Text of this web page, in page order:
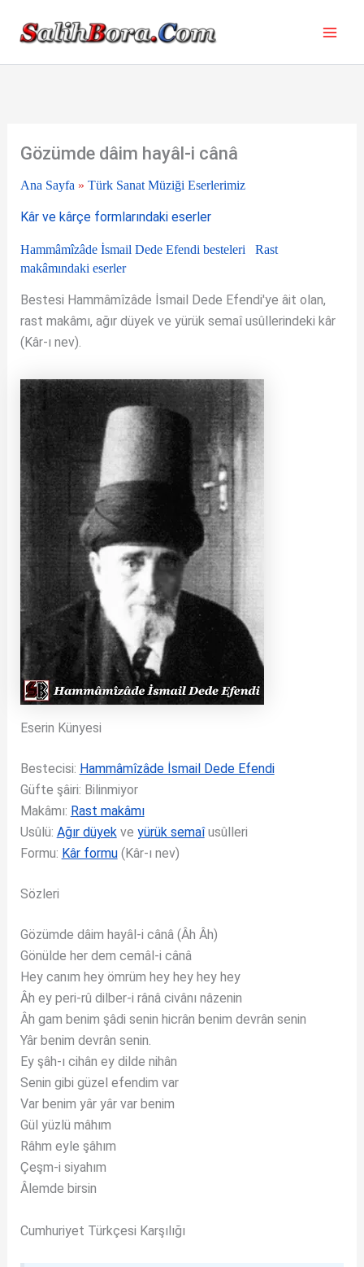
Gözümde dâim hayâl-i cânâ
Ana Sayfa » Türk Sanat Müziği Eserlerimiz
Kâr ve kârçe formlarındaki eserler
Hammâmîzâde İsmail Dede Efendi besteleri
Rast
makâmındaki eserler
Bestesi Hammâmîzâde İsmail Dede Efendi'ye âit olan,
rast makâmı, ağır düyek ve yürük semaî usûllerindeki kâr
(Kâr-ı nev).
Eserin Künyesi
Bestecisi: Hammâmîzâde İsmail Dede Efendi
Güfte şâiri: Bilinmiyor
Makâmı: Rast makâmı
Usûlü: Ağır düyekve yürük semaîusûlleri
Formu: Kâr formu(Kâr-ı nev)
Sözleri
Gözümde dâim hayâl-i cânâ (Âh Âh)
Gönülde her dem cemâl-i cânâ
Hey canım hey ömrüm hey hey hey hey
Âh ey peri-rû dilber-i rânâ civânı nâzenin
Âh gam benim şâdi senin hicrân benim devrân senin
Yâr benim devrân senin.
Ey şâh-ı cihân ey dilde nihân
Senin gibi güzel efendim var
Var benim yâr yâr var benim
Gül yüzlü mâhım
Râhm eyle şâhım
Çeşm-i siyahım
Âlemde birsin
Cumhuriyet Türkçesi Karşılığı